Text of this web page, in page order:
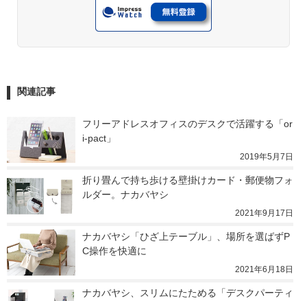
関連記事
フリーアドレスオフィスのデスクで活躍する「or
i-pact」
2019年5月7日
折り畳んで持ち歩ける壁掛けカード・郵便物フォ
ルダー。ナカバヤシ
2021年9月17日
ナカバヤシ「ひざ上テーブル」、場所を選ばずP
C操作を快適に
2021年6月18日
ナカバヤシ、スリムにたためる「デスクパーティ